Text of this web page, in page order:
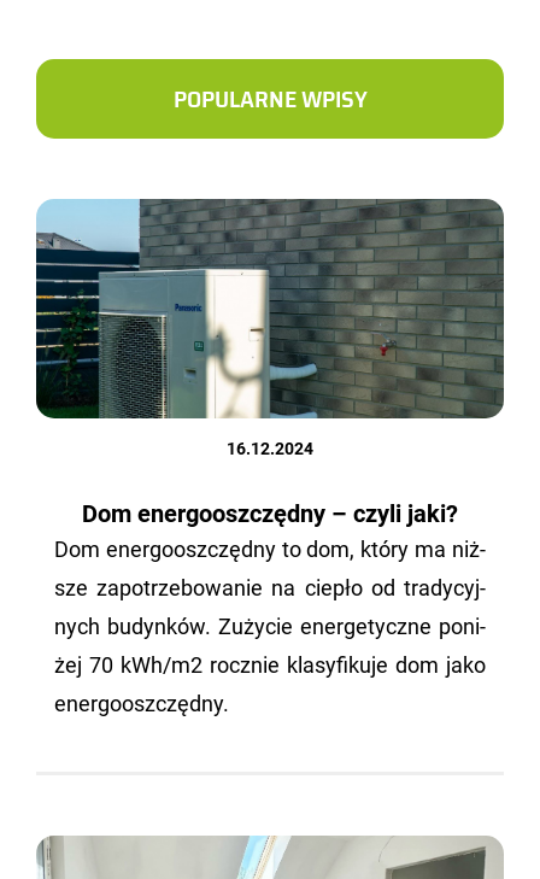
POPULARNE WPISY
16.12.2024
Dom energooszczędny – czyli jaki?
Dom ener­go­osz­częd­ny to dom, który ma niż­
sze za­po­trze­bo­wa­nie na cie­pło od tra­dy­cyj­
nych bu­dyn­ków. Zu­ży­cie ener­ge­tycz­ne po­ni­
żej 70 kWh/m2 rocz­nie kla­sy­fi­ku­je dom jako
ener­go­osz­częd­ny.